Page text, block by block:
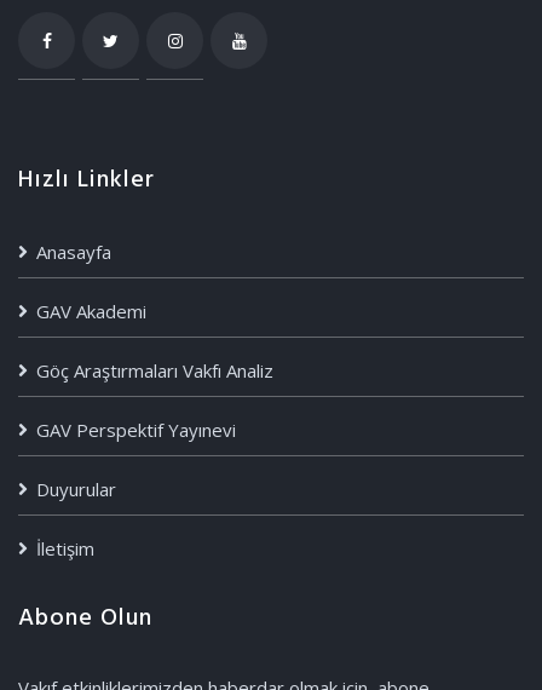
Hızlı Linkler
Anasayfa
GAV Akademi
Göç Araştırmaları Vakfı Analiz
GAV Perspektif Yayınevi
Duyurular
İletişim
Abone Olun